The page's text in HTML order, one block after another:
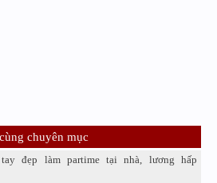
chuyên mục
đẹp làm partime tại nhà, lương hấp